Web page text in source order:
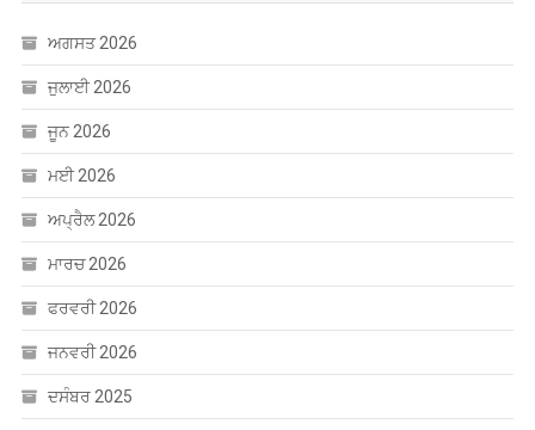
ਅਗਸਤ 2026
ਜੁਲਾਈ 2026
ਜੂਨ 2026
ਮਈ 2026
ਅਪ੍ਰੈਲ 2026
ਮਾਰਚ 2026
ਫਰਵਰੀ 2026
ਜਨਵਰੀ 2026
ਦਸੰਬਰ 2025